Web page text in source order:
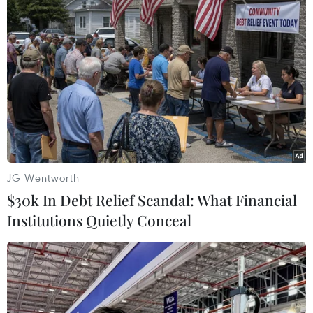
thương là điều khó tránh khỏi. Thời gian qua,
chúng tôi cứ thứ Ba và Tư thi đấu AFC Cup rồi
cuối tuần trở lại đá V-League. Bản thân tôi đã
phải cố gắng điều chỉnh, xoay tua đội hình sao
cho hợp lý. Tuy nhiên, toàn đội xác định nỗ lực
được bao nhiêu sẽ cố gắng bấy nhiêu. Chúng tôi
luôn đoàn kết, nỗ lực vì mục tiêu chung nhằm
mang tới niềm vui cho người hâm mộ."
Lọt vào trận chung kết AFC Cup 2019 khu vực
Đông Nam Á, đối thủ của Hà Nội FC sẽ là Bình
Dương hoặc PSM Makassar.
Vào lúc 16 giờ chiều nay (26/6), đội bóng đất Thủ
sẽ thi đấu lượt về trận bán kết còn lại với PSM
Makassar. Nếu Anh Đức và đồng đội giành
chiến thắng, lần đầu tiên bóng đá Việt Nam có
JG Wentworth
$30k In Debt Relief Scandal: What Financial
Institutions Quietly Conceal